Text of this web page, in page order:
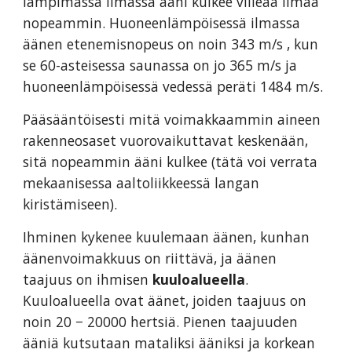
nopeammin. Huoneenlämpöisessä ilmassa
äänen etenemisnopeus on noin 343 m/s , kun
se 60-asteisessa saunassa on jo 365 m/s ja
huoneenlämpöisessä vedessä peräti 1484 m/s.
Pääsääntöisesti mitä voimakkaammin aineen
rakenneosaset vuorovaikuttavat keskenään,
sitä nopeammin ääni kulkee (tätä voi verrata
mekaanisessa aaltoliikkeessä langan
kiristämiseen).
Ihminen kykenee kuulemaan äänen, kunhan
äänenvoimakkuus on riittävä, ja äänen
taajuus on ihmisen kuuloalueella.
Kuuloalueella ovat äänet, joiden taajuus on
noin 20 − 20000 hertsiä. Pienen taajuuden
ääniä kutsutaan mataliksi ääniksi ja korkean